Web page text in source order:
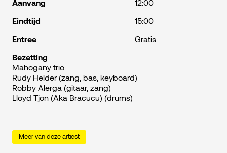
Aanvang
12:00
Eindtijd
15:00
Entree
Gratis
Bezetting
Mahogany trio:
Rudy Helder (zang, bas, keyboard)
Robby Alerga (gitaar, zang)
Lloyd Tjon (Aka Bracucu) (drums)
Meer van deze artiest